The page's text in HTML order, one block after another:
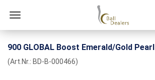
900 GLOBAL Boost Emerald/Gold Pearl
(Art.Nr.: BD-B-000466)